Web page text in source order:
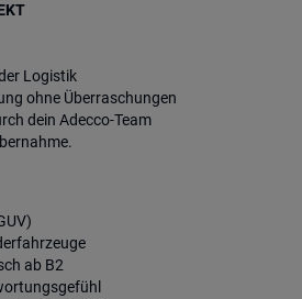
Logistik
ohne Überraschungen
dein Adecco-Team
ab B2